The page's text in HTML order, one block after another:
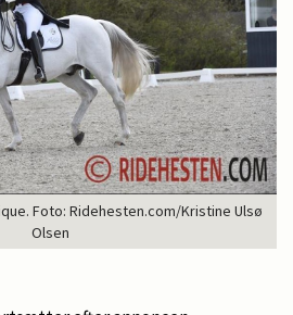
Foto: Ridehesten.com/Kristine Ulsø
Olsen